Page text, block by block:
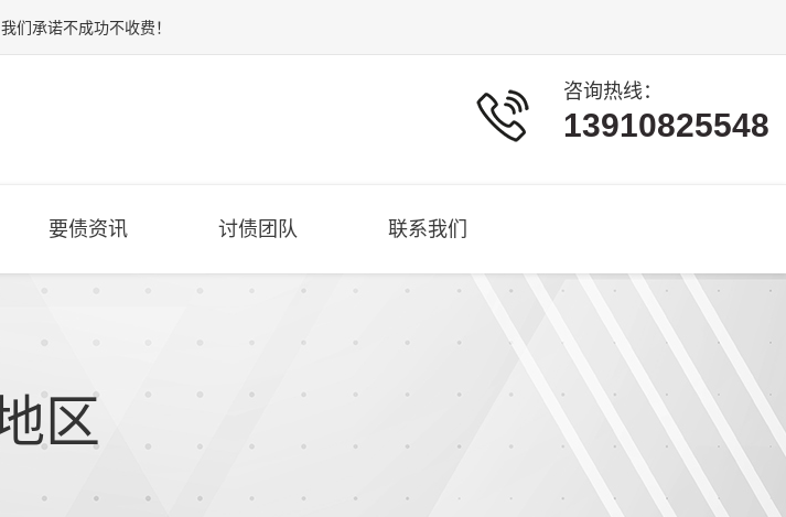
们承诺不成功不收费！
咨询热线：
13910825548
要债资讯 讨债团队 联系我们
区